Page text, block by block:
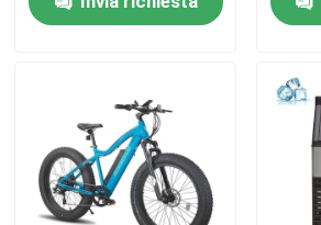
Notizie
Macchinari per le aziende agricole
Macchine per la logistica
316SS Nozzolo a
spirale in ottone